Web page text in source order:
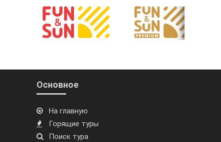
Основное
На главную
Горящие туры
Поиск тура